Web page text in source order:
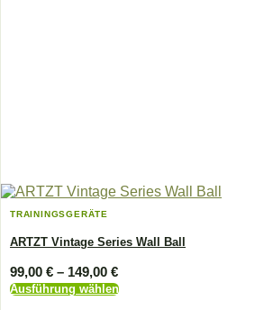
TRAININGSGERÄTE
ARTZT Vintage Series Wall Ball
99,00 € – 149,00 €
Ausführung wählen